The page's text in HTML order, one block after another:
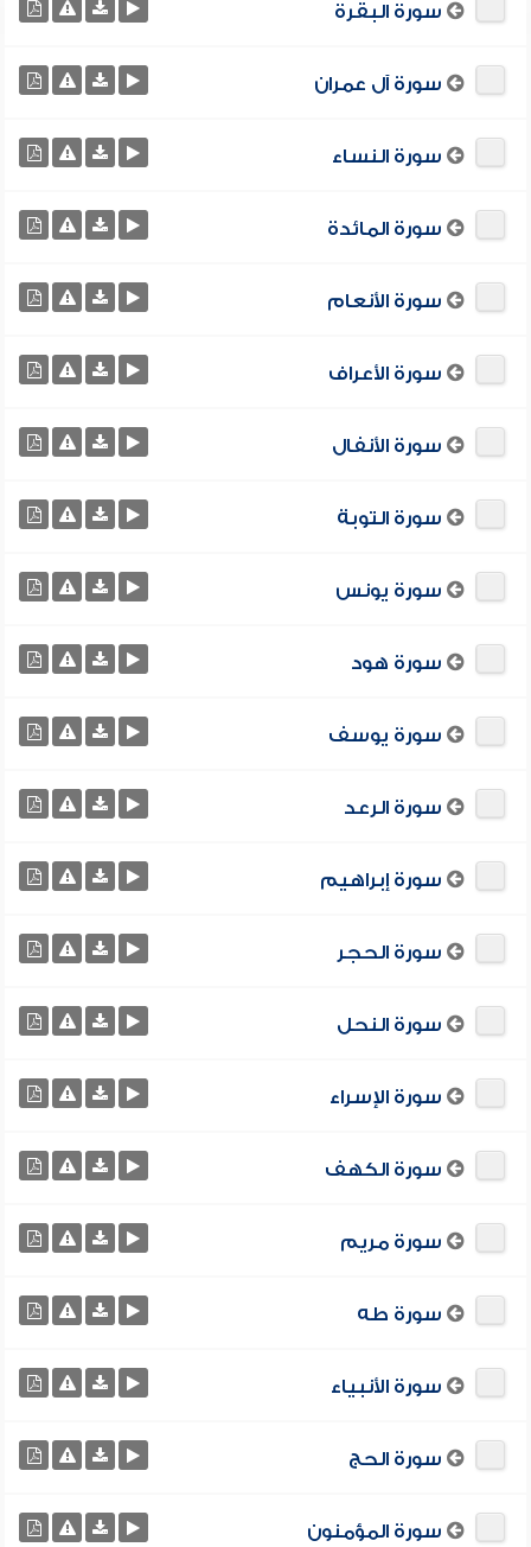
سورة البقرة
سورة آل عمران
سورة النساء
سورة المائدة
سورة الأنعام
سورة الأعراف
سورة الأنفال
سورة التوبة
سورة يونس
سورة هود
سورة يوسف
سورة الرعد
سورة إبراهيم
سورة الحجر
سورة النحل
سورة الإسراء
سورة الكهف
سورة مريم
سورة طه
سورة الأنبياء
سورة الحج
سورة المؤمنون